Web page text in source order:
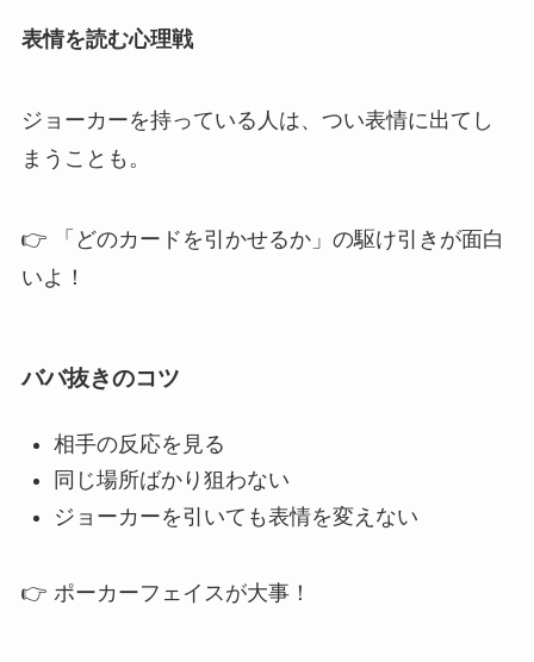
表情を読む心理戦
ジョーカーを持っている人は、つい表情に出てし
まうことも。
👉 「どのカードを引かせるか」の駆け引きが面白
いよ！
ババ抜きのコツ
相手の反応を見る
同じ場所ばかり狙わない
ジョーカーを引いても表情を変えない
👉 ポーカーフェイスが大事！